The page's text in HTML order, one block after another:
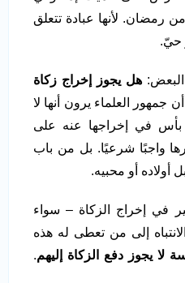
لأنها عبادة تتعلق
حيّ.
هل يجوز إخراج زكاة
جمهور العلماء يرون أنها لا
في إخراجها عنه على
واجبًا شرعيًا. بل من باب
أولاده أو محبيه.
في إخراج الزكاة – سواء
إلى من تعطى له هذه
لا يجوز دفع الزكاة إليهم.